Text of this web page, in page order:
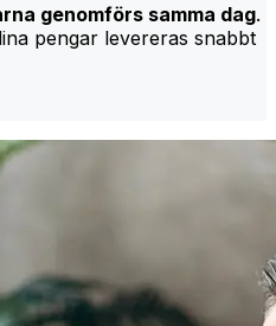
genomförs samma dag.
pengar levereras snabbt